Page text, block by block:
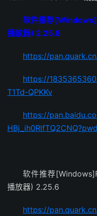
软件推荐
播放器) 2.25.8
https://
https://
T1Td-QPKKv
https://
软件推荐
播放器) 2.25.6
https://